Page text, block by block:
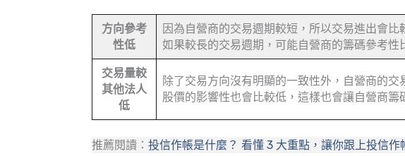
方向參考
性低
因為自營商的交易週期較短，所以交易進出會
如果較長的交易週期，可能自營商的籌碼參考性
交易量較
其他法人
低
除了交易方向沒有明顯的一致性外，自營商的
股價的影響性也會比較低，這樣也會讓自營商籌
推薦閱讀： 投信作帳是什麼？ 看懂 3 大重點，讓你跟上投信作